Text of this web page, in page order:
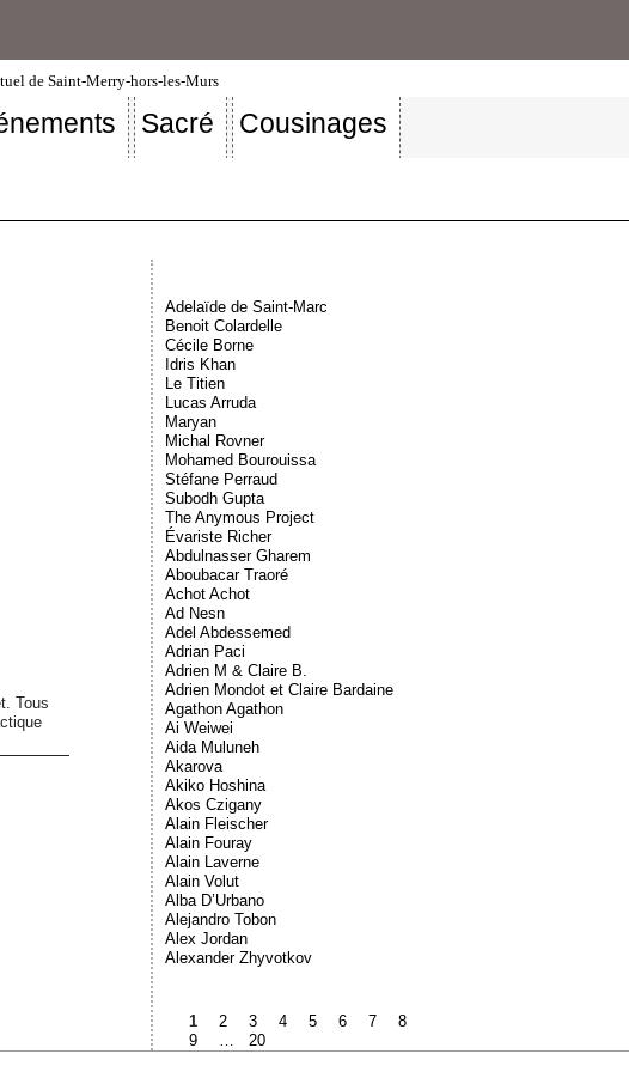
de Saint-Merry-hors-les-Murs
Sacré Cousinages
Tous
Adelaïde de Saint-Marc
Benoit Colardelle
Cécile Borne
Idris Khan
Le Titien
Lucas Arruda
Maryan
Michal Rovner
Mohamed Bourouissa
Stéfane Perraud
Subodh Gupta
The Anymous Project
Évariste Richer
Abdulnasser Gharem
Aboubacar Traoré
Achot Achot
Ad Nesn
Adel Abdessemed
Adrian Paci
Adrien M & Claire B.
Adrien Mondot et Claire Bardaine
Agathon Agathon
Ai Weiwei
Aida Muluneh
Akarova
Akiko Hoshina
Akos Czigany
Alain Fleischer
Alain Fouray
Alain Laverne
Alain Volut
Alba D’Urbano
Alejandro Tobon
Alex Jordan
Alexander Zhyvotkov
1 2 3 4 5 6 7
8
9
20